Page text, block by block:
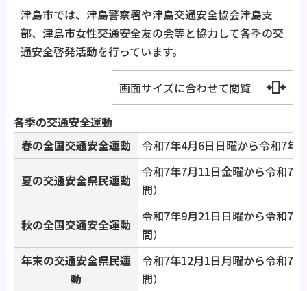
津島市では、津島警察署や津島交通安全協会津島支
部、津島市女性交通安全友の会等と協力して各季の交
通安全啓発活動を行っています。
画面サイズに合わせて閲覧
各季の交通安全運動
春の全国交通安全運動
令和7年4月6日日曜から令和7年
夏の交通安全県民運動
令和7年7月11日金曜から令和7
間）
秋の全国交通安全運動
令和7年9月21日日曜から令和7
間）
年末の交通安全県民運
動
令和7年12月1日月曜から令和7
間）